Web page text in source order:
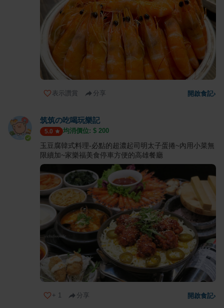
表示讚賞 分享 開啟食記›
筑筑の吃喝玩樂記
5.0 均消價位: $ 200
玉豆腐韓式料理-必點的超濃起司明太子蛋捲~內用小菜無
限續加~家樂福美食停車方便的高雄餐廳
+ 1 分享 開啟食記›